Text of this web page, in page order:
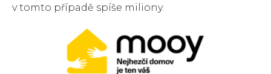
v tomto případě spíše miliony.